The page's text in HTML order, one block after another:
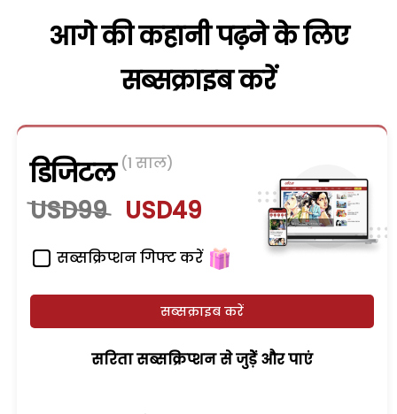
आगे की कहानी पढ़ने के लिए
सब्सक्राइब करें
डिजिटल (1 साल)
USD99 USD49
सब्सक्रिप्शन गिफ्ट करें
सब्सक्राइब करें
सरिता सब्सक्रिप्शन से जुड़ेें और पाएं